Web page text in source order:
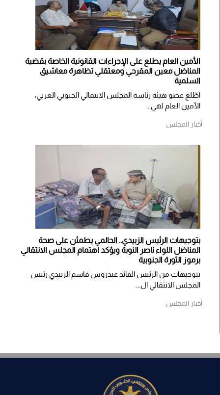
الأمين العام يطلع على الإجراءات القانونية الخاصة بقضية
المناضل معين المقرحي ومعتقلي تظاهرة معاشيق
السلمية
اطّلع عضو هيئة رئاسة المجلس الانتقالي الجنوبي العربي،
الأمين العام لهي...
أخبار المجلس
بتوجيهات الرئيس الزبيدي.. الحالمي يطمئن على صحة
المناضل اللواء ناصر النوبة ويؤكد اهتمام المجلس الانتقالي
برموز الثورة الجنوبية
بتوجيهات من الرئيس القائد عيدروس قاسم الزبيدي رئيس
المجلس الانتقالي ال...
أخبار المجلس